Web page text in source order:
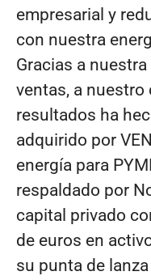
empresarial y
con nuestra
Gracias a
ventas, a
resultados ha
adquirido por
energía para
respaldado por
capital privado
de euros en
su punta de